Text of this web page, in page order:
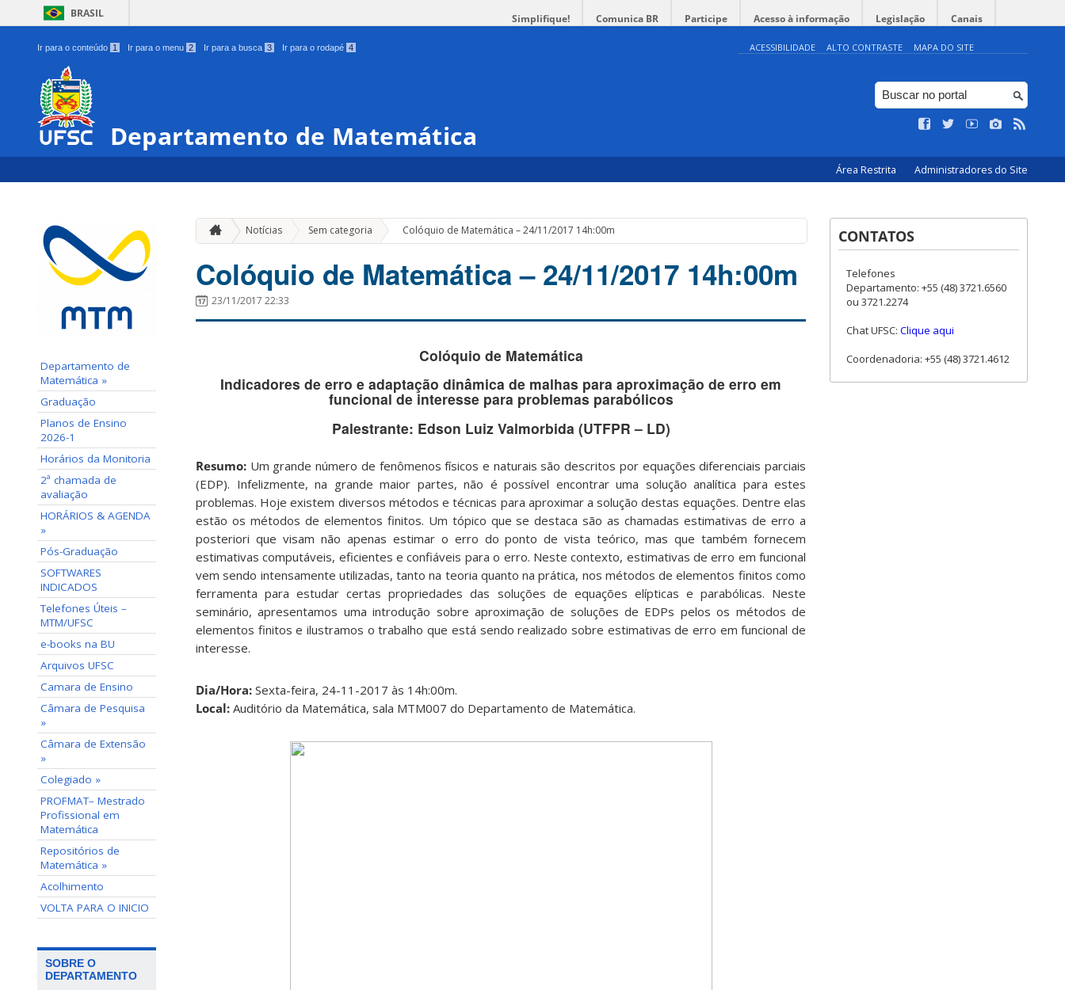
BRASIL Simplifique! Comunica BR Participe Acesso à informação Legislação Canais
Ir para o conteúdo 1 Ir para o menu 2 Ir para a busca 3 Ir para o rodapé 4 ACESSIBILIDADE ALTO CONTRASTE MAPA DO SITE
Departamento de Matemática
Área Restrita Administradores do Site
Departamento de
Matemática »
Graduação
Planos de Ensino
2026-1
Horários da Monitoria
2ª chamada de
avaliação
HORÁRIOS & AGENDA
»
Pós-Graduação
SOFTWARES
INDICADOS
Telefones Úteis –
MTM/UFSC
e-books na BU
Arquivos UFSC
Camara de Ensino
Câmara de Pesquisa
»
Câmara de Extensão
»
Colegiado »
PROFMAT– Mestrado
Profissional em
Matemática
Repositórios de
Matemática »
Acolhimento
VOLTA PARA O INICIO
SOBRE O
DEPARTAMENTO
Notícias Sem categoria » Colóquio de Matemática – 24/11/2017 14h:00m
Colóquio de Matemática – 24/11/2017 14h:00m
23/11/2017 22:33
Colóquio de Matemática
Indicadores de erro e adaptação dinâmica de malhas para aproximação de erro em
funcional de interesse para problemas parabólicos
Palestrante: Edson Luiz Valmorbida (UTFPR – LD)
Resumo: Um grande número de fenômenos físicos e naturais são descritos por equações diferenciais parciais
(EDP). Infelizmente, na grande maior partes, não é possível encontrar uma solução analítica para estes
problemas. Hoje existem diversos métodos e técnicas para aproximar a solução destas equações. Dentre elas
estão os métodos de elementos finitos. Um tópico que se destaca são as chamadas estimativas de erro a
posteriori que visam não apenas estimar o erro do ponto de vista teórico, mas que também fornecem
estimativas computáveis, eficientes e confiáveis para o erro. Neste contexto, estimativas de erro em funcional
vem sendo intensamente utilizadas, tanto na teoria quanto na prática, nos métodos de elementos finitos como
ferramenta para estudar certas propriedades das soluções de equações elípticas e parabólicas. Neste
seminário, apresentamos uma introdução sobre aproximação de soluções de EDPs pelos os métodos de
elementos finitos e ilustramos o trabalho que está sendo realizado sobre estimativas de erro em funcional de
interesse.
Dia/Hora: Sexta-feira, 24-11-2017 às 14h:00m.
Local: Auditório da Matemática, sala MTM007 do Departamento de Matemática.
CONTATOS
Telefones
Departamento: +55 (48) 3721.6560
ou 3721.2274
Chat UFSC: Clique aqui
Coordenadoria: +55 (48) 3721.4612